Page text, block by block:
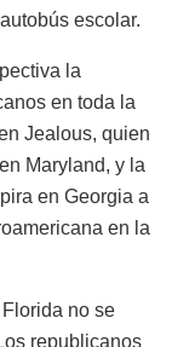
escolar.
la
en toda la
Jealous, quien
Maryland, y la
en Georgia a
en la
no se
republicanos